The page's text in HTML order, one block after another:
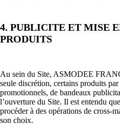
4. PUBLICITE ET MISE
PRODUITS
Au sein du Site, ASMODEE
seule discrétion, certains produits
promotionnels, de bandeaux
l’ouverture du Site. Il est entendu
procéder à des opérations de cross-
son choix.